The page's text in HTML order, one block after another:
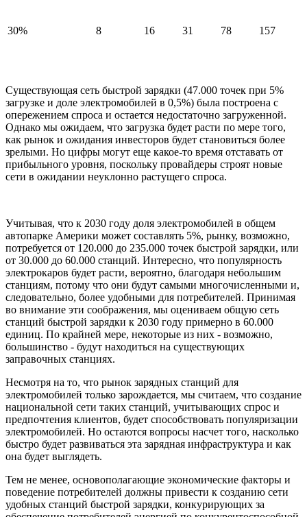
30% 8 16 31 78 157
Существующая сеть быстрой зарядки (47.000 точек при 5%
загрузке и доле электромобилей в 0,5%) была построена с
опережением спроса и остается недостаточно загруженной.
Однако мы ожидаем, что загрузка будет расти по мере того,
как рынок и ожидания инвесторов будет становиться более
зрелыми. Но цифры могут еще какое-то время отставать от
прибыльного уровня, поскольку провайдеры строят новые
сети в ожидании неуклонно растущего спроса.
Учитывая, что к 2030 году доля электромобилей в общем
автопарке Америки может составлять 5%, рынку, возможно,
потребуется от 120.000 до 235.000 точек быстрой зарядки, или
от 30.000 до 60.000 станций. Интересно, что популярность
электрокаров будет расти, вероятно, благодаря небольшим
станциям, потому что они будут самыми многочисленными и,
следовательно, более удобными для потребителей. Принимая
во внимание эти соображения, мы оцениваем общую сеть
станций быстрой зарядки к 2030 году примерно в 60.000
единиц. По крайней мере, некоторые из них - возможно,
большинство - будут находиться на существующих
заправочных станциях.
Несмотря на то, что рынок зарядных станций для
электромобилей только зарождается, мы считаем, что создание
национальной сети таких станций, учитывающих спрос и
предпочтения клиентов, будет способствовать популяризации
электромобилей. Но остаются вопросы насчет того, насколько
быстро будет развиваться эта зарядная инфраструктура и как
она будет выглядеть.
Тем не менее, основополагающие экономические факторы и
поведение потребителей должны привести к созданию сети
удобных станций быстрой зарядки, конкурирующих за